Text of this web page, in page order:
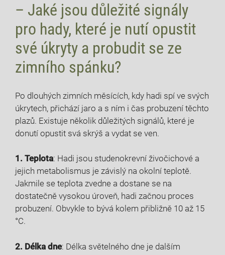
– Jaké jsou důležité signály
pro hady, které je nutí opustit
své úkryty a probudit se ze
zimního spánku?
Po dlouhých zimních měsících, kdy hadi spí ve svých
úkrytech, přichází jaro a s ním i čas probuzení těchto
plazů. Existuje několik důležitých signálů, které je
donutí opustit svá skrýš a vydat se ven.
1. Teplota: Hadi jsou studenokrevní živočichové a
jejich metabolismus je závislý na okolní teplotě.
Jakmile se teplota zvedne a dostane se na
dostatečně vysokou úroveň, hadi začnou proces
probuzení. Obvykle to bývá kolem přibližně 10 až 15
°C.
2. Délka dne: Délka světelného dne je dalším